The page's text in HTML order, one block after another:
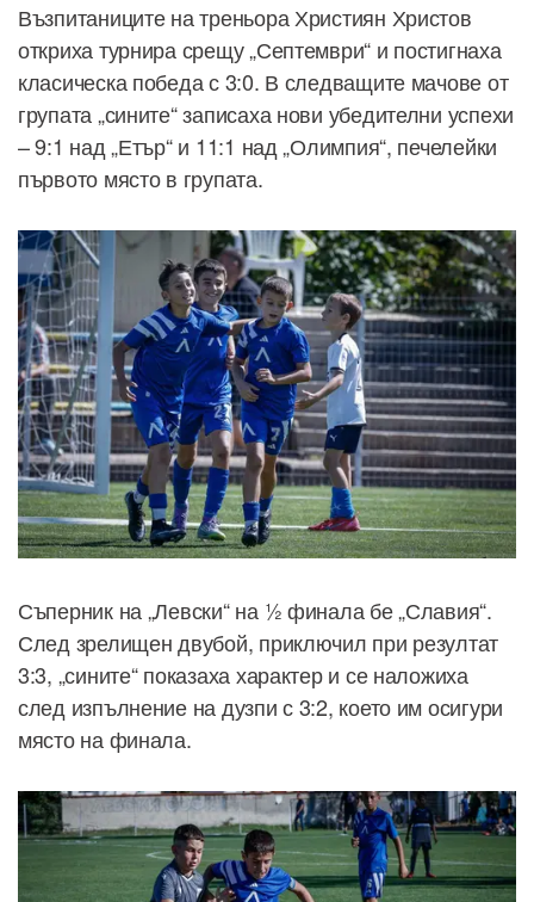
Възпитаниците на треньора Християн Христов
откриха турнира срещу „Септември“ и постигнаха
класическа победа с 3:0. В следващите мачове от
групата „сините“ записаха нови убедителни успехи
– 9:1 над „Етър“ и 11:1 над „Олимпия“, печелейки
първото място в групата.
Съперник на „Левски“ на ½ финала бе „Славия“.
След зрелищен двубой, приключил при резултат
3:3, „сините“ показаха характер и се наложиха
след изпълнение на дузпи с 3:2, което им осигури
място на финала.